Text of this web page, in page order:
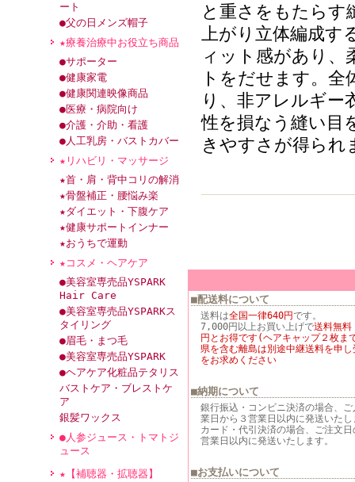
ート
●父の日メンズ帽子
★療養治療中お役立ち商品
●サポーター
●健康家電
●健康関連映像商品
●医療・病院向け
●介護・介助・看護
●人工乳房・バストカバー
★リハビリ・マッサージ
★首・肩・背中コリの解消
★骨盤補正・腰悩み楽
★ダイエット・下腹ケア
★健康サポートインナー
★おうちで運動
★コスメ・ヘアケア
●美容室専売品YSPARK
Hair Care
●美容室専売品YSPARKス
タイリング
●眉毛・まつ毛
●美容室専売品YSPARK
●ヘアケア化粧品テタリス
バストケア・ブレストケ
ア
銀髪ワックス
●人参ジュース・トマトジ
ュース
★【補聴器・拡聴器】
と重さをもたらす
上がり立体編成す
ィット感があり、
トをだせます。全
り、非アレルギー
性を損なう縫い目
きやすさが得られ
■配送料について
送料は全国一律640円です。
7,000円以上お買い上げで送料無料
円とお得です(ヘアキャップ２枚ま
県を含む離島は別途中継送料を申
をお求めください
■納期について
銀行振込・コンビニ決済の場合、
業日から３営業日以内に発送いたし
カード・代引決済の場合、ご注文
営業日以内に発送いたします。
■お支払いについて